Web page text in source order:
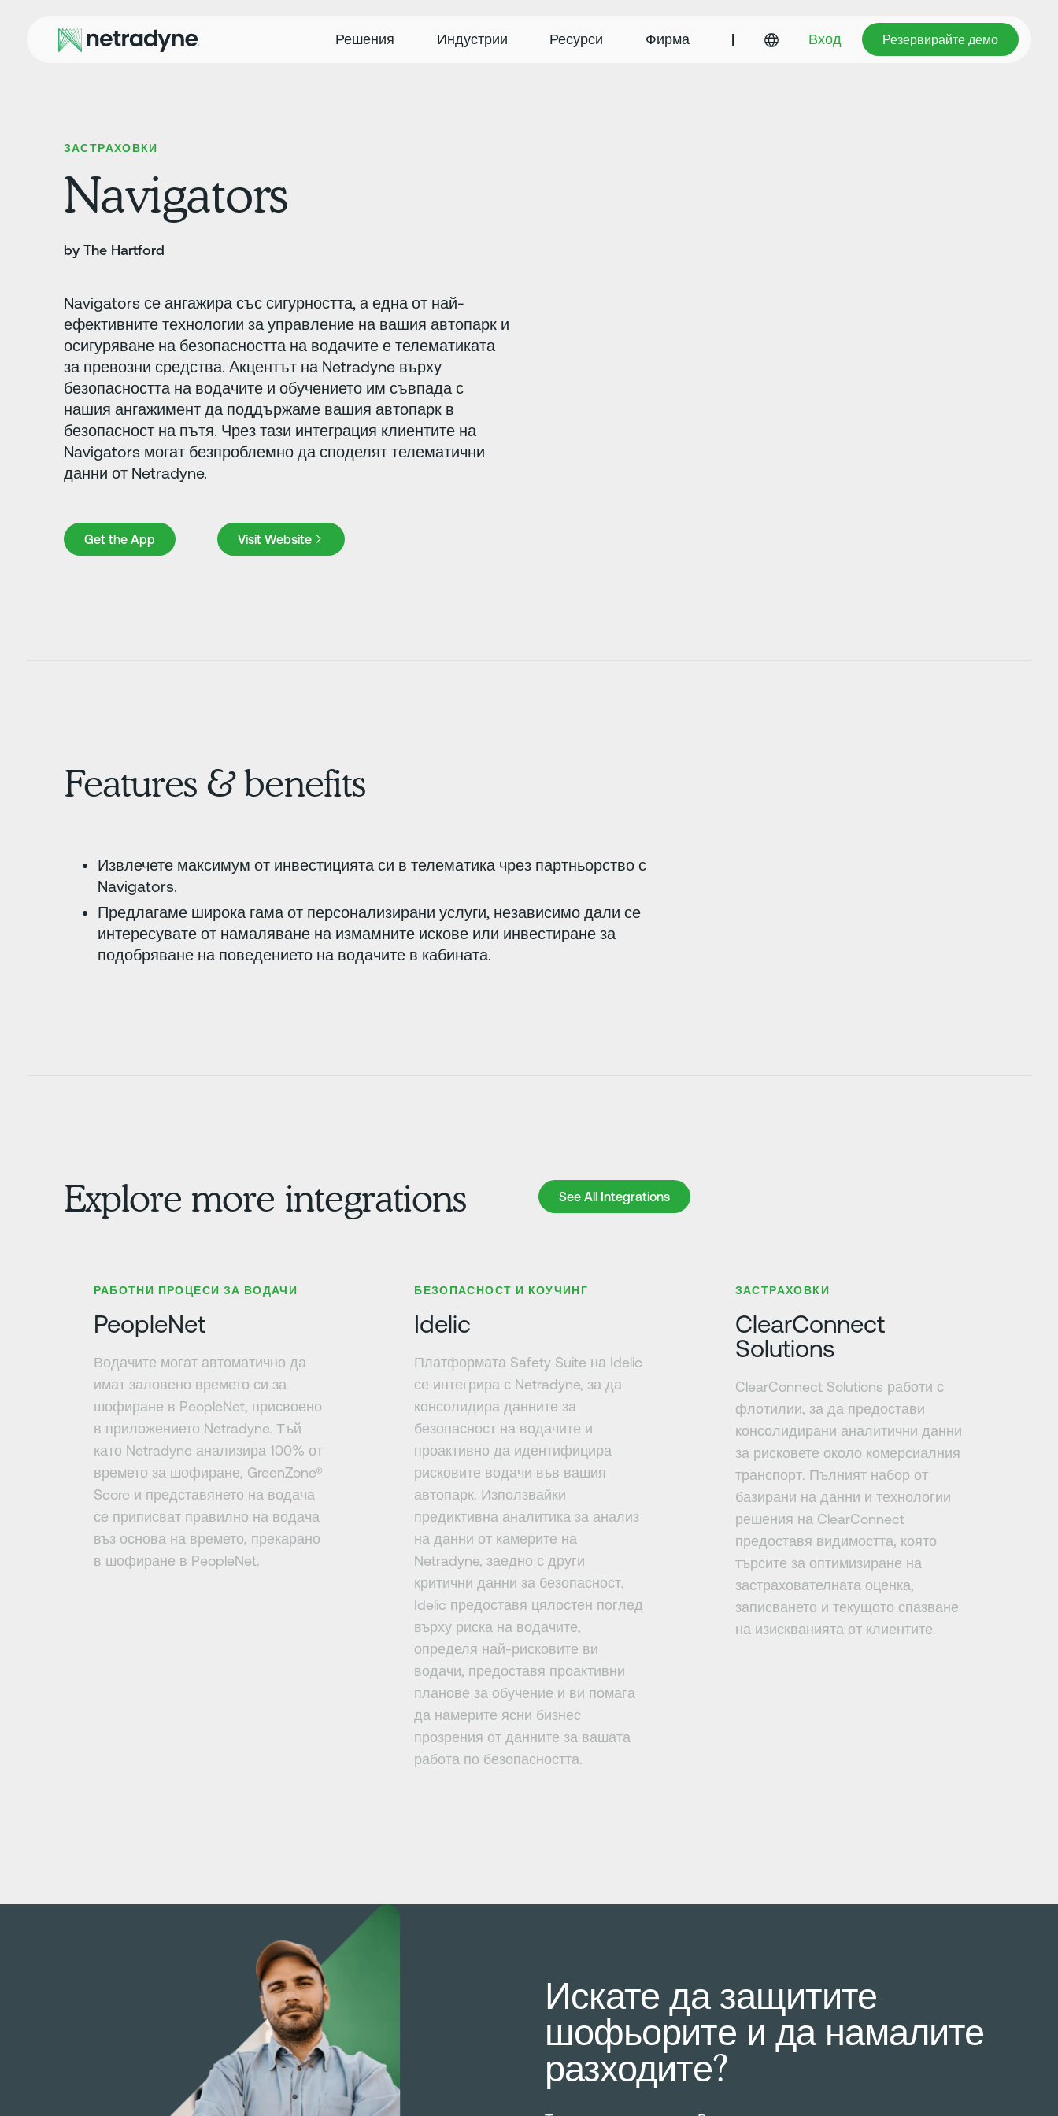
Решения Индустрии Ресурси Фирма | Вход Резервирайте демо
Резервирайте демо
ЗАСТРАХОВКИ
Navigators
by The Hartford
Navigators се ангажира със сигурността, а една от най-
ефективните технологии за управление на вашия автопарк и
осигуряване на безопасността на водачите е телематиката
за превозни средства. Акцентът на Netradyne върху
безопасността на водачите и обучението им съвпада с
нашия ангажимент да поддържаме вашия автопарк в
безопасност на пътя. Чрез тази интеграция клиентите на
Navigators могат безпроблемно да споделят телематични
данни от Netradyne.
Get the App
Get the App
Visit Website
Visit Website
Features & benefits
Извлечете максимум от инвестицията си в телематика чрез партньорство с
Navigators.
Предлагаме широка гама от персонализирани услуги, независимо дали се
интересувате от намаляване на измамните искове или инвестиране за
подобряване на поведението на водачите в кабината.
Explore more integrations See All Integrations
See All Integrations
РАБОТНИ ПРОЦЕСИ ЗА ВОДАЧИ
PeopleNet
Водачите могат автоматично да
имат заловено времето си за
шофиране в PeopleNet, присвоено
в приложението Netradyne. Тъй
като Netradyne анализира 100% от
времето за шофиране, GreenZone®
Score и представянето на водача
се приписват правилно на водача
въз основа на времето, прекарано
в шофиране в PeopleNet.
БЕЗОПАСНОСТ И КОУЧИНГ
Idelic
Платформата Safety Suite на Idelic
се интегрира с Netradyne, за да
консолидира данните за
безопасност на водачите и
проактивно да идентифицира
рисковите водачи във вашия
автопарк. Използвайки
предиктивна аналитика за анализ
на данни от камерите на
Netradyne, заедно с други
критични данни за безопасност,
Idelic предоставя цялостен поглед
върху риска на водачите,
определя най-рисковите ви
водачи, предоставя проактивни
планове за обучение и ви помага
да намерите ясни бизнес
прозрения от данните за вашата
работа по безопасността.
ЗАСТРАХОВКИ
ClearConnect
Solutions
ClearConnect Solutions работи с
флотилии, за да предостави
консолидирани аналитични данни
за рисковете около комерсиалния
транспорт. Пълният набор от
базирани на данни и технологии
решения на ClearConnect
предоставя видимостта, която
търсите за оптимизиране на
застрахователната оценка,
записването и текущото спазване
на изискванията от клиентите.
Искате да защитите
шофьорите и да намалите
разходите?